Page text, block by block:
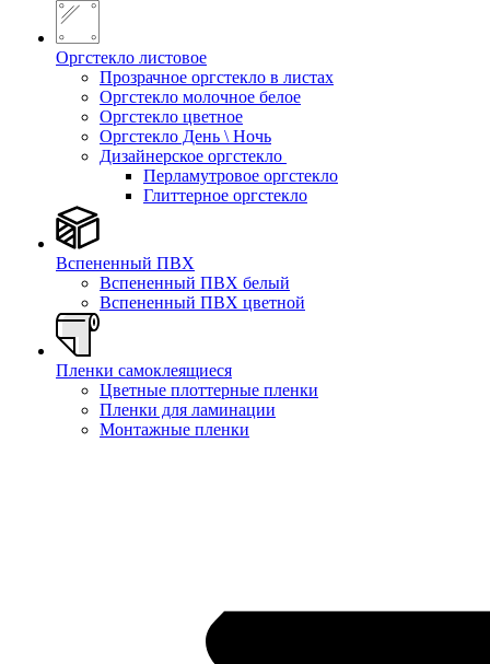
Оргстекло листовое
Прозрачное оргстекло в листах
Оргстекло молочное белое
Оргстекло цветное
Оргстекло День \ Ночь
Дизайнерское оргстекло
Перламутровое оргстекло
Глиттерное оргстекло
Вспененный ПВХ
Вспененный ПВХ белый
Вспененный ПВХ цветной
Пленки самоклеящиеся
Цветные плоттерные пленки
Пленки для ламинации
Монтажные пленки